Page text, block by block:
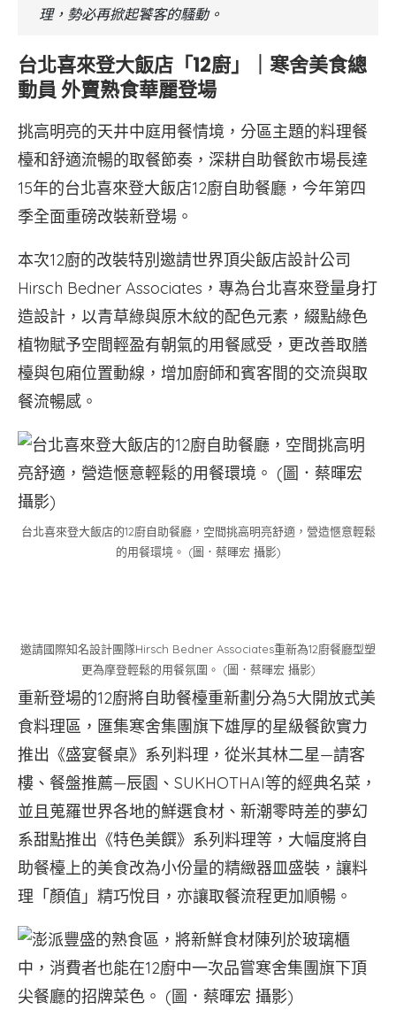
理，勢必再掀起饕客的騷動。
台北喜來登大飯店「12廚」｜寒舍美食總
動員 外賣熟食華麗登場
挑高明亮的天井中庭用餐情境，分區主題的料理餐
檯和舒適流暢的取餐節奏，深耕自助餐飲市場長達
15年的台北喜來登大飯店12廚自助餐廳，今年第四
季全面重磅改裝新登場。
本次12廚的改裝特別邀請世界頂尖飯店設計公司
Hirsch Bedner Associates，專為台北喜來登量身打
造設計，以青草綠與原木紋的配色元素，綴點綠色
植物賦予空間輕盈有朝氣的用餐感受，更改善取膳
檯與包廂位置動線，增加廚師和賓客間的交流與取
餐流暢感。
台北喜來登大飯店的12廚自助餐廳，空間挑高明亮舒適，營造愜意輕鬆
的用餐環境。 (圖．蔡暉宏 攝影)
邀請國際知名設計團隊Hirsch Bedner Associates重新為12廚餐廳型塑
更為摩登輕鬆的用餐氛圍。 (圖．蔡暉宏 攝影)
重新登場的12廚將自助餐檯重新劃分為5大開放式美
食料理區，匯集寒舍集團旗下雄厚的星級餐飲實力
推出《盛宴餐桌》系列料理，從米其林二星—請客
樓、餐盤推薦—辰園、SUKHOTHAI等的經典名菜，
並且蒐羅世界各地的鮮選食材、新潮零時差的夢幻
系甜點推出《特色美饌》系列料理等，大幅度將自
助餐檯上的美食改為小份量的精緻器皿盛裝，讓料
理「顏值」精巧悅目，亦讓取餐流程更加順暢。